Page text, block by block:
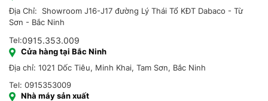
Địa Chỉ: Showroom J16-J17 đường Lý Thái Tổ KĐT Dabaco - Từ
Sơn - Bắc Ninh
Tel:0915.353.009
Cửa hàng tại Bắc Ninh
Địa chỉ: 1021 Dốc Tiêu, Minh Khai, Tam Sơn, Bắc Ninh
Tel: 0915353009
Nhà máy sản xuất